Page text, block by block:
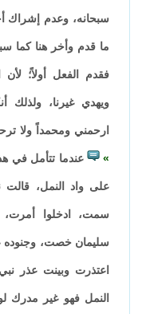
سبحانه، وعدم إشراك
ما قدم وأخر هنا كما
فقدم الفعل أولاً؛ لأن
ويهدي غيرنا، ولذلك
ارحمني ومحمداً ولا
عندما تتأمل في
على واد النمل، قالت
سمت، ادخلوا أمرت،
سليمان خصت، وجنوده
اعتذرت وبينت عذر
النمل فهو غير مدرك